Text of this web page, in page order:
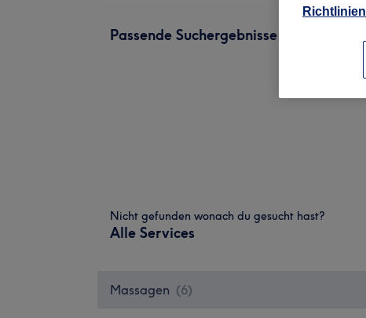
Passende Suchergebnisse
Nicht gefunden wonach du gesucht hast?
Alle Services
Massagen (6)
Richtlinien